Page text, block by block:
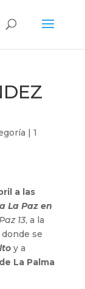
| 1
a las
La Paz en
13, a la
donde se
y a
La Palma